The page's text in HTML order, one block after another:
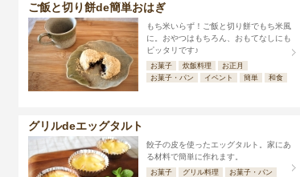
ご飯と切り餅de簡単おはぎ
もち米いらず！ご飯と切り餅でもち米風
に。おやつはもちろん、おもてなしにも
ピッタリです♪
お菓子 炊飯料理
お正月
お菓子・パン
イベント 簡単 和食
グリルdeエッグタルト
餃子の皮を使ったエッグタルト。家にあ
る材料で簡単に作れます。
お菓子 グリル料理
お菓子・パン